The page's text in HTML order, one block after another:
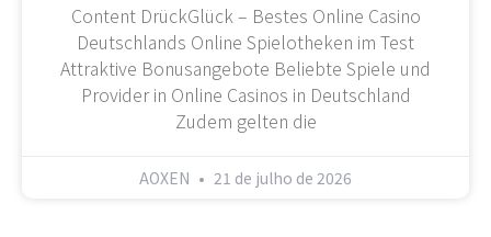
Content DrückGlück – Bestes Online Casino
Deutschlands Online Spielotheken im Test
Attraktive Bonusangebote Beliebte Spiele und
Provider in Online Casinos in Deutschland
Zudem gelten die
AOXEN 21 de julho de 2026